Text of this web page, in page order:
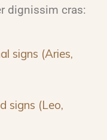
dignissim cras:
signs (Aries,
signs (Leo,